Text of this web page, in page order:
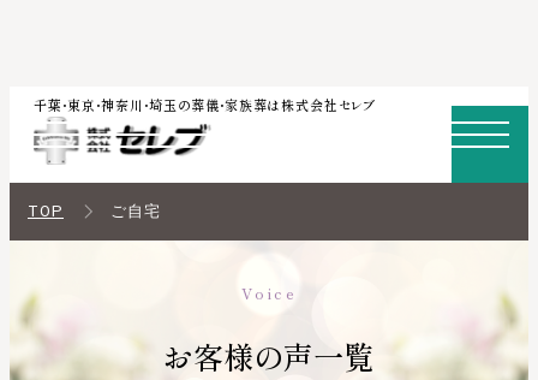
キ
プ
千葉・東京・神奈川・埼玉の葬儀・家族葬は株式会社セレブ
TOP ご自宅
Voice
お客様の声一覧